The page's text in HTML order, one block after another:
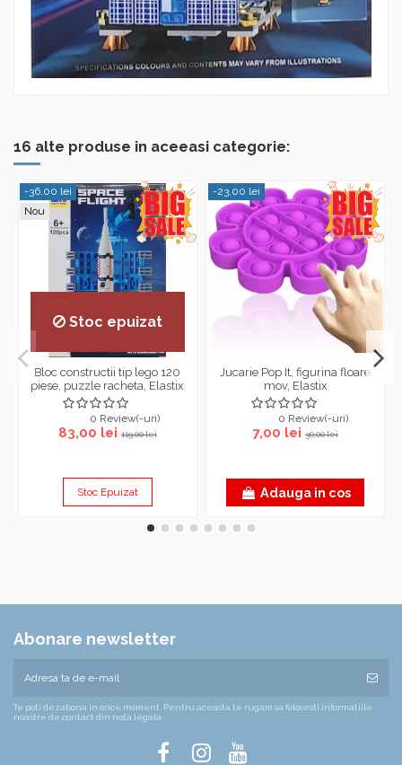
16 alte produse in aceeasi categorie:
-36,00 lei
Nou
Stoc epuizat
Bloc constructii tip lego 120
piese, puzzle racheta, Elastix
0 Review(-uri)
83,00 lei119,00 lei
Stoc Epuizat
-23,00 lei
Jucarie Pop It, figurina floare
mov, Elastix
0 Review(-uri)
7,00 lei 30,00 lei
Adauga in cos
Abonare newsletter
Te poti dezabona in orice moment. Pentru aceasta te rugam sa folosesti informatiile
noastre de contact din nota legala.